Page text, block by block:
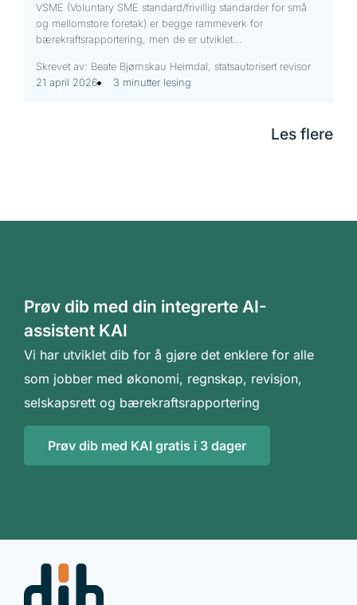
VSME (Voluntary SME standard/frivillig standarder for små
og mellomstore foretak) er begge rammeverk for
bærekraftsrapportering, men de er utviklet...
Skrevet av: Beate Bjørnskau Heimdal, statsautorisert revisor
21 april 2026
3 minutter lesing
Les flere
Prøv dib med din integrerte AI-
assistent KAI
Vi har utviklet dib for å gjøre det enklere for alle
som jobber med økonomi, regnskap, revisjon,
selskapsrett og bærekraftsrapportering
Prøv dib med KAI gratis i 3 dager